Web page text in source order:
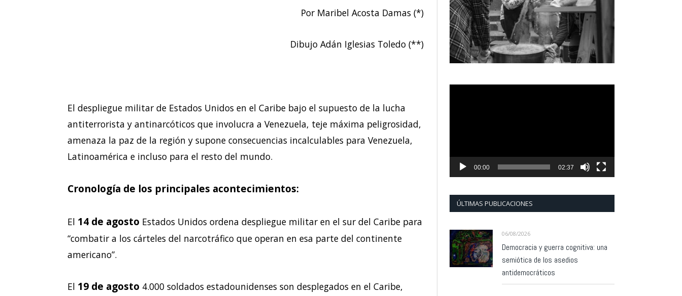
Por Maribel Acosta Damas (*)
Dibujo Adán Iglesias Toledo (**)
El despliegue militar de Estados Unidos en el Caribe bajo el supuesto de la lucha
antiterrorista y antinarcóticos que involucra a Venezuela, teje máxima peligrosidad,
amenaza la paz de la región y supone consecuencias incalculables para Venezuela,
Latinoamérica e incluso para el resto del mundo.
Cronología de los principales acontecimientos:
El 14 de agosto Estados Unidos ordena despliegue militar en el sur del Caribe para
“combatir a los cárteles del narcotráfico que operan en esa parte del continente
americano”.
El 19 de agosto 4.000 soldados estadounidenses son desplegados en el Caribe,
00:00 02:37
ÚLTIMAS PUBLICACIONES
06/08/2026
Democracia y guerra cognitiva: una
semiótica de los asedios
antidemocráticos